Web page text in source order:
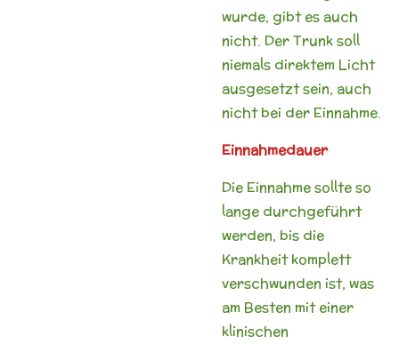
wurde, gibt es auch
nicht. Der Trunk soll
niemals direktem Licht
ausgesetzt sein, auch
nicht bei der Einnahme.
Einnahmedauer
Die Einnahme sollte so
lange durchgeführt
werden, bis die
Krankheit komplett
verschwunden ist, was
am Besten mit einer
klinischen